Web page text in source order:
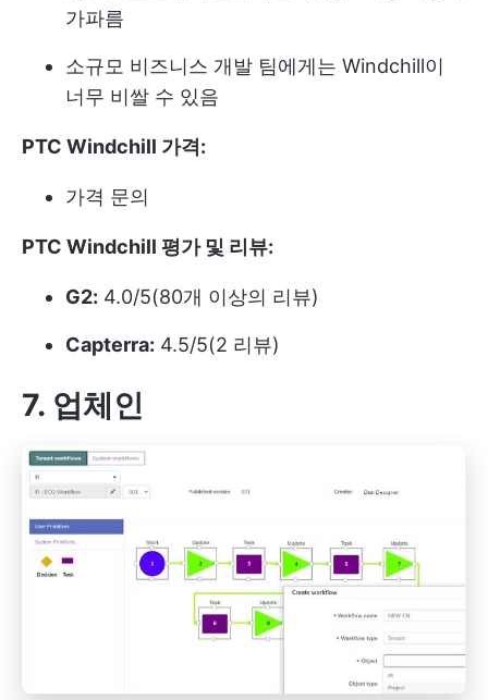
가파름
소규모 비즈니스 개발 팀에게는 Windchill이
너무 비쌀 수 있음
PTC Windchill 가격:
가격 문의
PTC Windchill 평가 및 리뷰:
G2: 4.0/5(80개 이상의 리뷰)
Capterra: 4.5/5(2 리뷰)
7. 업체인